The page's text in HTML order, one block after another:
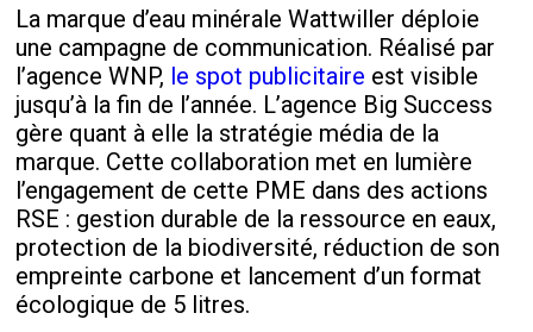
La marque d’eau minérale Wattwiller déploie
une campagne de communication. Réalisé par
l’agence WNP, le spot publicitaire est visible
jusqu’à la fin de l’année. L’agence Big Success
gère quant à elle la stratégie média de la
marque. Cette collaboration met en lumière
l’engagement de cette PME dans des actions
RSE : gestion durable de la ressource en eaux,
protection de la biodiversité, réduction de son
empreinte carbone et lancement d’un format
écologique de 5 litres.